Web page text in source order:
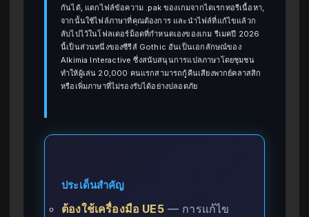
กันได้, แตกไฟล์ข้อความ .pak ของเกมจากไดเรกทอรีเนื้อหา,
จากนั้นใช้ไฟล์ภาษาที่คุณต้องการ และนำไฟล์ที่แก้ไขแล้วก
ลับไปไว้ในโฟลเดอร์ม็อดที่กำหนดเองของเกม รีเมคปี 2026
นี้เป็นส่วนหนึ่งของซีรีส์ Gothic อันเป็นเอกลักษณ์ของ
Alkimia Interactive ซึ่งสนับสนุนการแปลภาษาโดยชุมชน
ทำให้ผู้เล่น 20,000 คนแรกสามารถกู้คืนเสียงพากย์คลาสสิก
หรือเพิ่มภาษาที่ไม่รองรับได้อย่างปลอดภัย
ประเด็นสำคัญ
ต้องใช้เครื่องมือ UE5— การแก้ไข